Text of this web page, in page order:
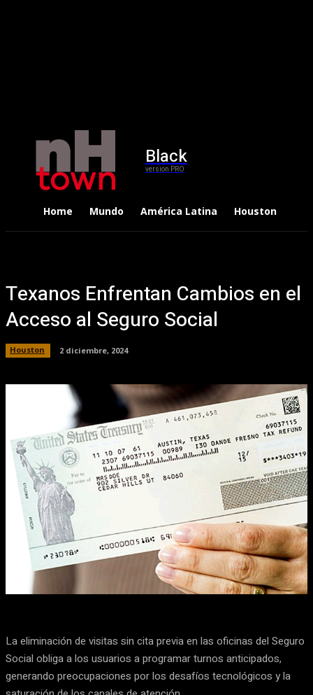
Black
version PRO
Home Mundo América Latina Houston
Texanos Enfrentan Cambios en el
Acceso al Seguro Social
Houston 2 diciembre, 2024
Pinterest WhatsApp
La eliminación de visitas sin cita previa en las oficinas del Seguro
Social obliga a los usuarios a programar turnos anticipados,
generando preocupaciones por los desafíos tecnológicos y la